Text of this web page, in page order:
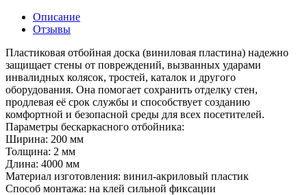
Описание
Отзывы
Пластиковая отбойная доска (виниловая пластина) надежно
защищает стены от повреждений, вызванных ударами
инвалидных колясок, тростей, каталок и другого
оборудования. Она помогает сохранить отделку стен,
продлевая её срок службы и способствует созданию
комфортной и безопасной среды для всех посетителей.
Параметры бескаркасного отбойника:
Ширина: 200 мм
Толщина: 2 мм
Длина: 4000 мм
Материал изготовления: винил-акриловый пластик
Способ монтажа: на клей сильной фиксации